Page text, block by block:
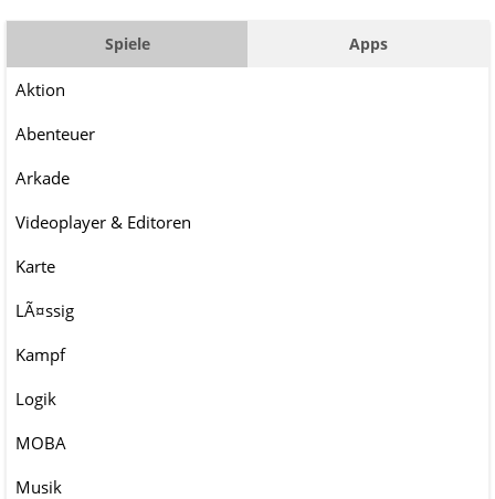
Spiele Apps
Aktion
Abenteuer
Arkade
Videoplayer & Editoren
Karte
LÃ¤ssig
Kampf
Logik
MOBA
Musik